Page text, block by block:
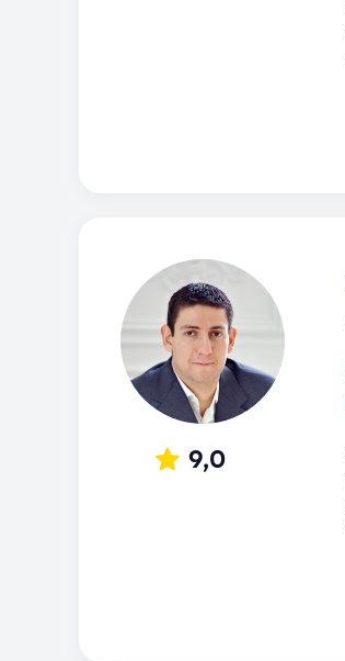
9,0